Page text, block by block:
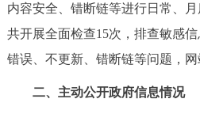
内容安全、错断链等进行日常、
共开展全面检查15次，排查敏感
错误、不更新、错断链等问题，网
二、主动公开政府信息情况